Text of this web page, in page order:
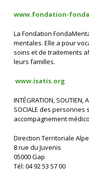
www.fondation-
La Fondation
mentales. Elle a pour
soins et de traitements
leurs familles.
www.isatis.org
INTÉGRATION, SOUTIEN,
SOCIALE des
accompagnement
Direction Territoriale
8 rue du Juvenis
05000 Gap
Tél: 04 92 53 57 00